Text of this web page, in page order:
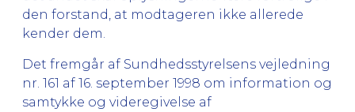
den forstand, at modtageren ikke allerede
kender dem.
Det fremgår af Sundhedsstyrelsens vejledning
nr. 161 af 16. september 1998 om information og
samtykke og videregivelse af